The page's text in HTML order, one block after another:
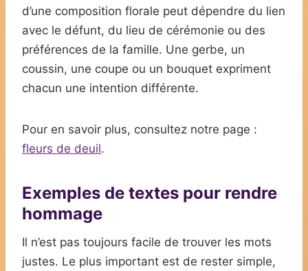
d’une composition florale peut dépendre du lien
avec le défunt, du lieu de cérémonie ou des
préférences de la famille. Une gerbe, un
coussin, une coupe ou un bouquet expriment
chacun une intention différente.
Pour en savoir plus, consultez notre page :
fleurs de deuil.
Exemples de textes pour rendre
hommage
Il n’est pas toujours facile de trouver les mots
justes. Le plus important est de rester simple,